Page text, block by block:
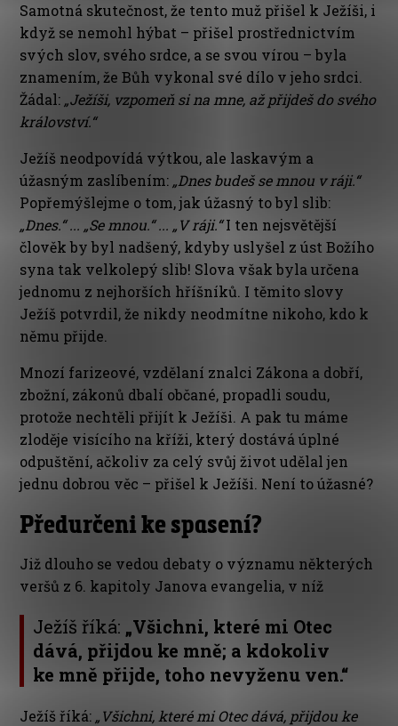
Samotná skutečnost, že tento muž přišel k Ježíši, i
když se nemohl hýbat – přišel prostřednictvím
svých slov, svého srdce, a se svou vírou – byla
znamením, že Bůh vykonal své dílo v jeho srdci.
Žádal: „Ježíši, vzpomeň si na mne, až přijdeš do svého
království.“
Ježíš neodpovídá výtkou, ale laskavým a
úžasným zaslíbením: „Dnes budeš se mnou v ráji.“
Popřemýšlejme o tom, jak úžasný to byl slib:
„Dnes.“ ... „Se mnou.“ ... „V ráji.“I ten nejsvětější
člověk by byl nadšený, kdyby uslyšel z úst Božího
syna tak velkolepý slib! Slova však byla určena
jednomu z nejhorších hříšníků. I těmito slovy
Ježíš potvrdil, že nikdy neodmítne nikoho, kdo k
němu přijde.
Mnozí farizeové, vzdělaní znalci Zákona a dobří,
zbožní, zákonů dbalí občané, propadli soudu,
protože nechtěli přijít k Ježíši. A pak tu máme
zloděje visícího na kříži, který dostává úplné
odpuštění, ačkoliv za celý svůj život udělal jen
jednu dobrou věc – přišel k Ježíši. Není to úžasné?
Předurčeni ke spasení?
Již dlouho se vedou debaty o významu některých
veršů z 6. kapitoly Janova evangelia, v níž
Ježíš říká: „Všichni, které mi Otec
dává, přijdou ke mně; a kdokoliv
ke mně přijde, toho nevyženu ven.“
Ježíš říká: „Všichni, které mi Otec dává, přijdou ke